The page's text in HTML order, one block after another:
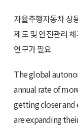
자율주행자동차 상
제도 및 안전관리
연구가 필요
The global
annual rate of
getting closer
are expanding